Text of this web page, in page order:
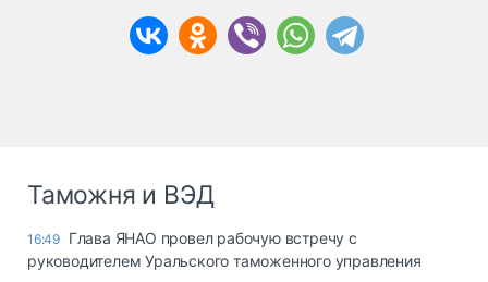
Таможня и ВЭД
16:49 Глава ЯНАО провел рабочую встречу с
руководителем Уральского таможенного управления